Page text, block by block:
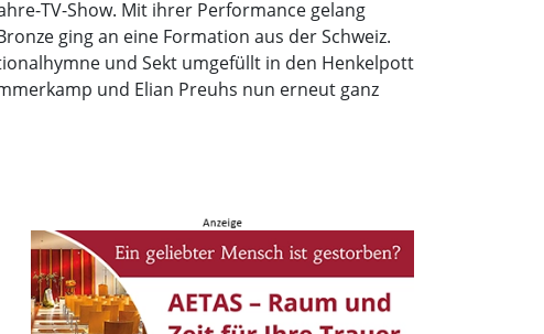
TV-Show. Mit ihrer Performance gelang
ging an eine Formation aus der Schweiz.
und Sekt umgefüllt in den Henkelpott
und Elian Preuhs nun erneut ganz